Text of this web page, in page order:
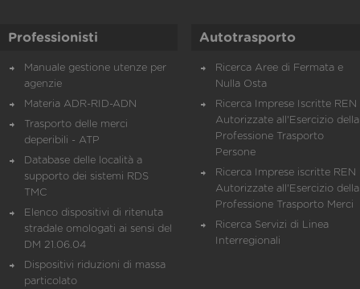
Professionisti
Manuale gestione utenze per
agenzie
Materia ADR-RID-ADN
Trasporto delle merci
deperibili - ATP
Database delle località a
supporto dei sistemi RDS
TMC
Elenco dispositivi di ritenuta
stradale omologati ai sensi del
DM 21.06.04
Dispositivi riduzioni di massa
particolato
Autotrasporto
Ricerca Aree di Fermata e
Nulla Osta
Ricerca Imprese Iscritte REN
Autorizzate all'Esercizio della
Professione Trasporto
Persone
Ricerca Imprese iscritte REN
Autorizzate all'Esercizio della
Professione Trasporto Merci
Ricerca Servizi di Linea
Interregionali